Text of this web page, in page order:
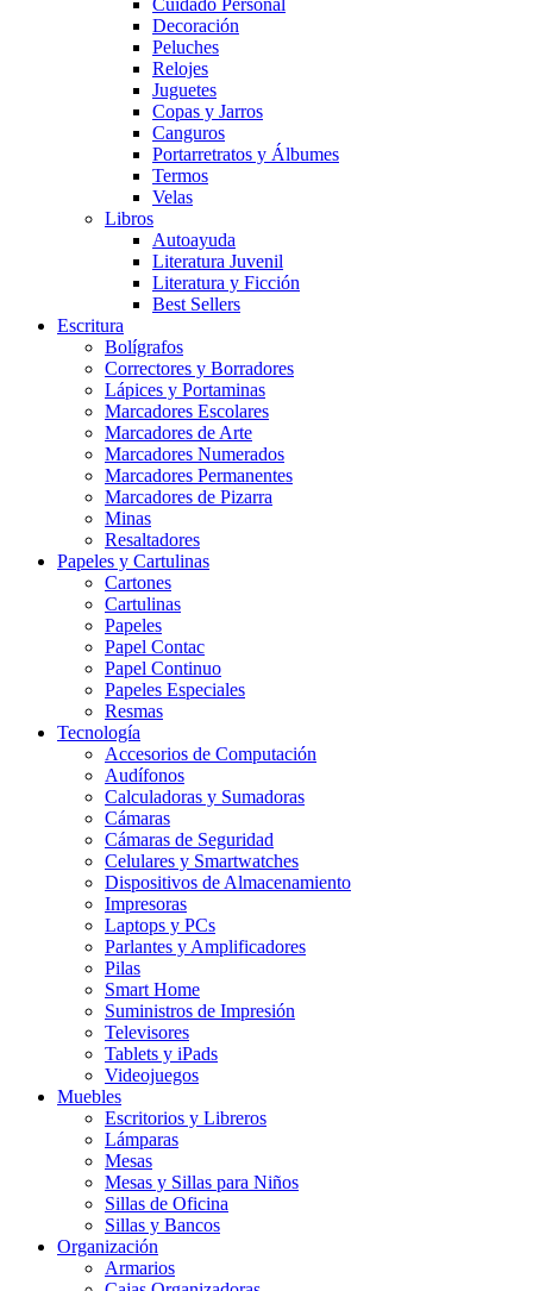
Cuidado Personal
Decoración
Peluches
Relojes
Juguetes
Copas y Jarros
Canguros
Portarretratos y Álbumes
Termos
Velas
Libros
Autoayuda
Literatura Juvenil
Literatura y Ficción
Best Sellers
Escritura
Bolígrafos
Correctores y Borradores
Lápices y Portaminas
Marcadores Escolares
Marcadores de Arte
Marcadores Numerados
Marcadores Permanentes
Marcadores de Pizarra
Minas
Resaltadores
Papeles y Cartulinas
Cartones
Cartulinas
Papeles
Papel Contac
Papel Continuo
Papeles Especiales
Resmas
Tecnología
Accesorios de Computación
Audífonos
Calculadoras y Sumadoras
Cámaras
Cámaras de Seguridad
Celulares y Smartwatches
Dispositivos de Almacenamiento
Impresoras
Laptops y PCs
Parlantes y Amplificadores
Pilas
Smart Home
Suministros de Impresión
Televisores
Tablets y iPads
Videojuegos
Muebles
Escritorios y Libreros
Lámparas
Mesas
Mesas y Sillas para Niños
Sillas de Oficina
Sillas y Bancos
Organización
Armarios